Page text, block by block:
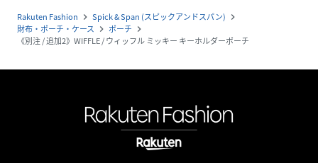
Rakuten Fashion navigate_next Spick & Span (スピックアンドスパン) navigate_next
財布・ポーチ・ケース navigate_next ポーチ navigate_next
《別注 / 追加2》WIFFLE / ウィッフル ミッキー キーホルダーポーチ